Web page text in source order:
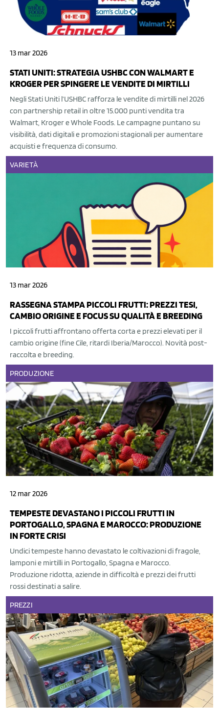
13 mar 2026
STATI UNITI: STRATEGIA USHBC CON WALMART E
KROGER PER SPINGERE LE VENDITE DI MIRTILLI
Negli Stati Uniti l’USHBC rafforza le vendite di mirtilli nel 2026
con partnership retail in oltre 15.000 punti vendita tra
Walmart, Kroger e Whole Foods. Le campagne puntano su
visibilità, dati digitali e promozioni stagionali per aumentare
acquisti e frequenza di consumo.
VARIETÀ
13 mar 2026
RASSEGNA STAMPA PICCOLI FRUTTI: PREZZI TESI,
CAMBIO ORIGINE E FOCUS SU QUALITÀ E BREEDING
I piccoli frutti affrontano offerta corta e prezzi elevati per il
cambio origine (fine Cile, ritardi Iberia/Marocco). Novità post-
raccolta e breeding.
PRODUZIONE
12 mar 2026
TEMPESTE DEVASTANO I PICCOLI FRUTTI IN
PORTOGALLO, SPAGNA E MAROCCO: PRODUZIONE
IN FORTE CRISI
Undici tempeste hanno devastato le coltivazioni di fragole,
lamponi e mirtilli in Portogallo, Spagna e Marocco.
Produzione ridotta, aziende in difficoltà e prezzi dei frutti
rossi destinati a salire.
PREZZI